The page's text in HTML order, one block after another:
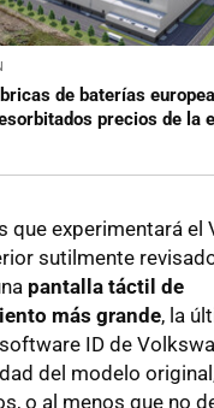
de baterías
precios de la
que experimentará el
sutilmente
pantalla táctil de
más grande, la
ID de
del modelo
o al menos que no